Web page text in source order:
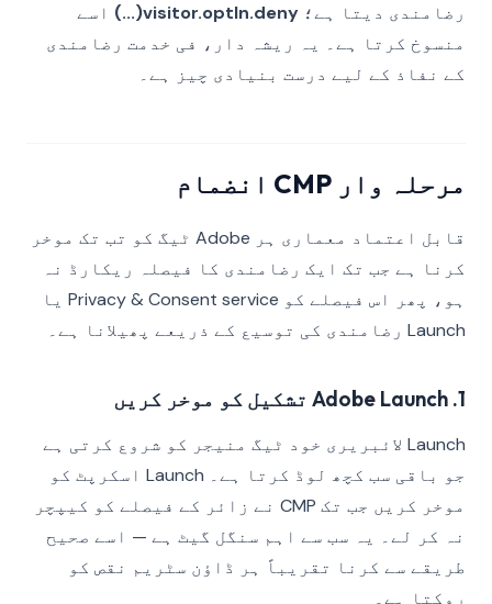
رضامندی دیتا ہے؛ visitor.optIn.deny(...)
اسے
منسوخ کرتا ہے۔ یہ ریشہ دار، فی خدمت رضامندی
کے نفاذ کے لیے درست بنیادی چیز ہے۔
مرحلہ وار CMP انضمام
قابل اعتماد معماری ہر Adobe ٹیگ کو تب تک موخر
کرنا ہے جب تک ایک رضامندی کا فیصلہ ریکارڈ نہ
ہو، پھر اس فیصلے کو Privacy & Consent service یا
Launch رضامندی کی توسیع کے ذریعے پھیلانا ہے۔
1. Adobe Launch تشکیل کو موخر کریں
Launch لائبریری خود ٹیگ منیجر کو شروع کرتی ہے
جو باقی سب کچھ لوڈ کرتا ہے۔ Launch اسکرپٹ کو
موخر کریں جب تک CMP نے زائر کے فیصلے کو کیپچر
نہ کر لے۔ یہ سب سے اہم سنگل گیٹ ہے — اسے صحیح
طریقے سے کرنا تقریباً ہر ڈاؤن سٹریم نقص کو
روکتا ہے۔